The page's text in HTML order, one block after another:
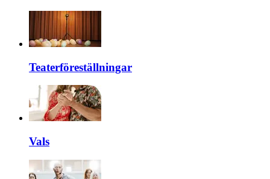
Teaterföreställningar
Vals